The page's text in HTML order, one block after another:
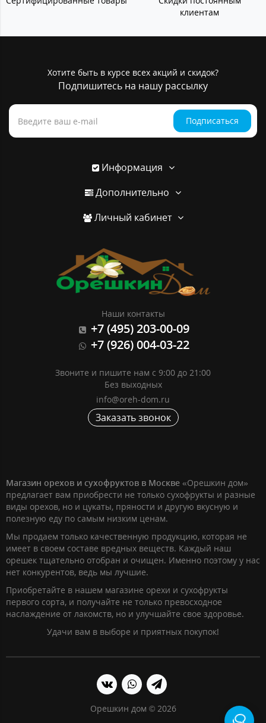
клиентам
Хотите быть в курсе всех акций и скидок?
Подпишитесь на нашу рассылку
Подписаться
Информация
Дополнительно
Личный кабинет
Наши контакты
+7 (495) 203-00-09
+7 (926) 004-03-22
Звоните и пишите нам с 9:00 до 21:00
Без выходных
info@oreh-dom.ru
Заказать звонок
Магазин орехов и сухофруктов в Москве «Орешкин дом»
предлагает вам приобрести не только сухофрукты и разные
виды орехов, но и цукаты, пряности и другую вкусную и
полезную еду по самым низким ценам.
Мы продаем только качественную продукцию, которая не
имеет в своем составе вредных веществ. Каждый наш
орешек тщательно отобран и очищен. Именно поэтому у нас
нет конкурентов, ведь мы лучшие.
Приобретайте в нашем магазине орехи и сухофрукты
первого сорта, и получайте не только превосходное
наслаждение от лакомств, но и улучшайте свое здоровье.
Удачи вам в выборе и приятных покупок!
Орешкин дом © 2026